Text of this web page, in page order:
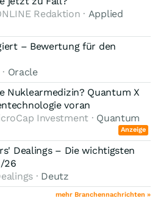
Redaktion · Applied
– Bewertung für den
Oracle
Nuklearmedizin? Quantum X
voran
Investment · Quantum
Anzeige
Dealings – Die wichtigsten
26
· Deutz
mehr Branchennachrichten »